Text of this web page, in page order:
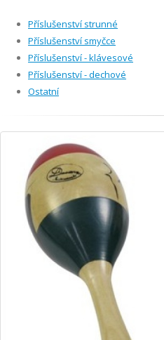
Příslušenství strunné
Příslušenství smyčce
Příslušenství - klávesové
Příslušenství - dechové
Ostatní